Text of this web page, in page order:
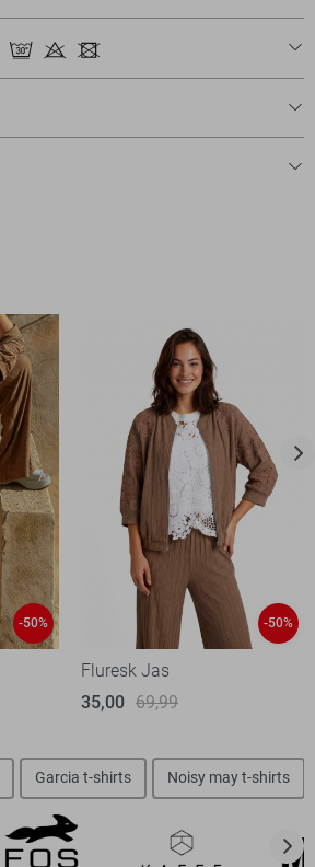
-50% -50%
Fluresk Jas
35,00 69,99
Garcia t-shirts Noisy may t-shirts